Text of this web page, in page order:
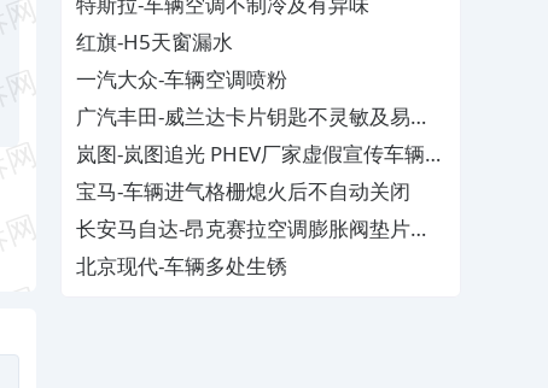
红旗-H5天窗漏水
一汽大众-车辆空调喷粉
广汽丰田-威兰达卡片钥匙不灵敏及易消
磁
岚图-岚图追光 PHEV厂家虚假宣传车辆配
置与功能
宝马-车辆进气格栅熄火后不自动关闭
长安马自达-昂克赛拉空调膨胀阀垫片生
锈
北京现代-车辆多处生锈